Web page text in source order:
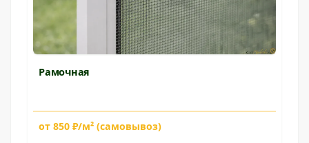
Рамочная
от 850 ₽/м² (самовывоз)